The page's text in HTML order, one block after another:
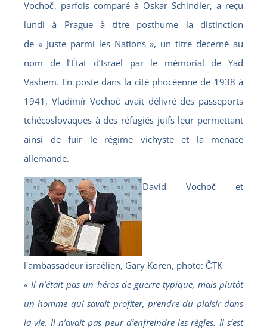
Vochoč, parfois comparé à Oskar Schindler, a reçu
lundi à Prague à titre posthume la distinction
de « Juste parmi les Nations », un titre décerné au
nom de l’État d’Israël par le mémorial de Yad
Vashem. En poste dans la cité phocéenne de 1938 à
1941, Vladimír Vochoč avait délivré des passeports
tchécoslovaques à des réfugiés juifs leur permettant
ainsi de fuir le régime vichyste et la menace
allemande.
David Vochoč et
l'ambassadeur israélien, Gary Koren, photo: ČTK
« Il n’était pas un héros de guerre typique, mais plutôt
un homme qui savait profiter, prendre du plaisir dans
la vie. Il n’avait pas peur d’enfreindre les règles. Il s’est